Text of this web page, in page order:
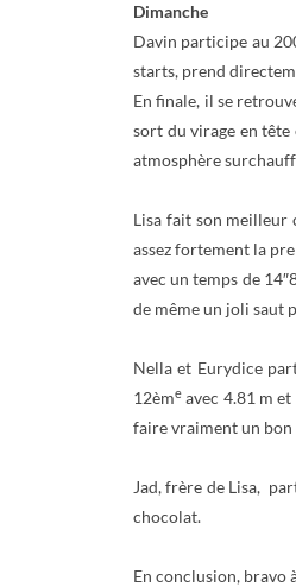
Dimanche
Davin participe au
starts, prend
En finale, il se
sort du virage en tête
atmosphère
Lisa fait son meilleur
assez fortement la
avec un temps de
de même un joli saut
Nella et Eurydice
12ème avec 4.81 m
faire vraiment un bon
Jad, frère de Lisa,
chocolat.
En conclusion, bravo